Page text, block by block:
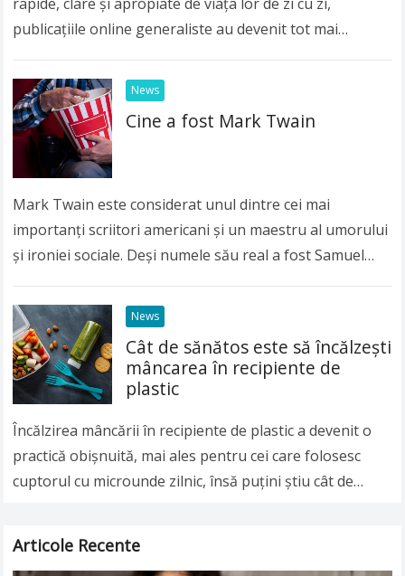
publicațiile online generaliste au devenit tot mai
News
Cine a fost Mark Twain
Mark Twain este considerat unul dintre cei mai
importanți scriitori americani și un maestru al umorului
și ironiei sociale. Deși numele său real a fost Samuel
News
Cât de sănătos este să încălzeşti
mâncarea în recipiente de
plastic
Încălzirea mâncării în recipiente de plastic a devenit o
practică obişnuită, mai ales pentru cei care folosesc
cuptorul cu microunde zilnic, însă puţini ştiu cât de
Articole Recente